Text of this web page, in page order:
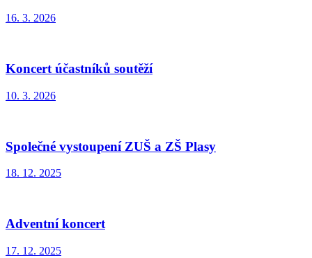
16. 3. 2026
Koncert účastníků soutěží
10. 3. 2026
Společné vystoupení ZUŠ a ZŠ Plasy
18. 12. 2025
Adventní koncert
17. 12. 2025